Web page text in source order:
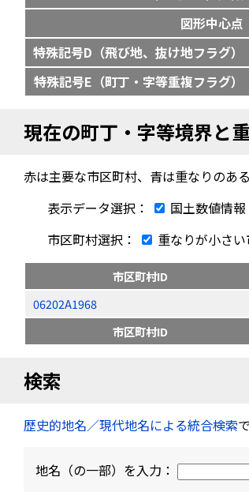
図形中心点
特殊記号D（飛び地、抜け地フラグ）
特殊記号E（町丁・字等重複フラグ）
現在の町丁・字等境界と
赤は主要な市区町村、青は重なりのあ
表示データ選択：
国土数値情報
市区町村選択：
重なりが小さ
市区町村ID
06202A1968
市区町村ID
検索
歴史的地名／現代地名による統合検索
地名（の一部）を入力：